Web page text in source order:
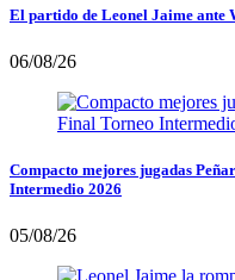
El partido de Leonel Jaime ante
06/08/26
Compacto mejores jugadas
Intermedio 2026
05/08/26